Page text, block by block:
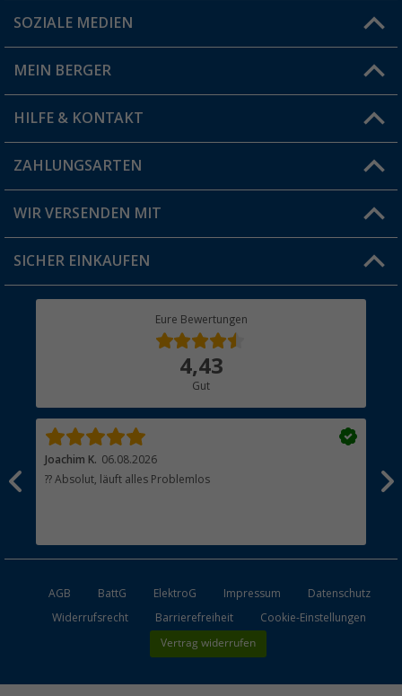
Du hast eine Frage?
Filiale finden
SOZIALE MEDIEN
MEIN BERGER
Vorteilskarte
Blog
Jobs & Karriere
HILFE & KONTAKT
FAQ & Kontakt
Versandinformationen
Rücksendung
ZAHLUNGSARTEN
WIR VERSENDEN MIT
SICHER EINKAUFEN
Eure Bewertungen
4,43
Gut
Joachim K. 06.08.2026
?? Absolut, läuft alles Problemlos
AGB BattG ElektroG Impressum
Datenschutz
Widerrufsrecht
Barrierefreiheit Cookie-Einstellungen
Vertrag widerrufen